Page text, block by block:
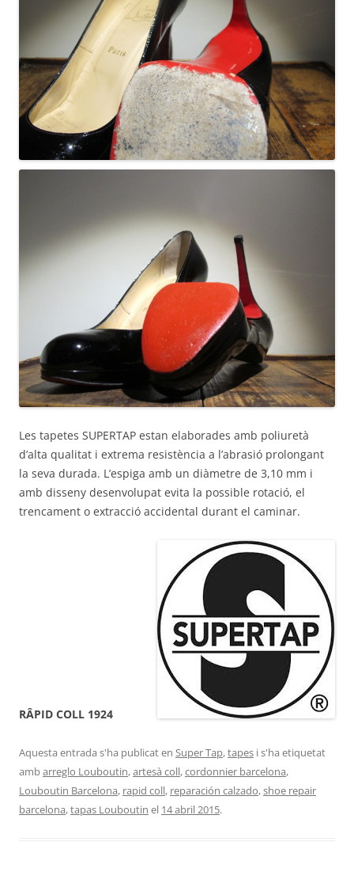
Les tapetes SUPERTAP estan elaborades amb poliuretà
d’alta qualitat i extrema resistència a l’abrasió prolongant
la seva durada. L’espiga amb un diàmetre de 3,10 mm i
amb disseny desenvolupat evita la possible rotació, el
trencament o extracció accidental durant el caminar.
RÂPID COLL 1924
Aquesta entrada s'ha publicat en Super Tap,tapes i s'ha etiquetat
ambarreglo Louboutin,artesà coll,cordonnier barcelona,
Louboutin Barcelona, rapid coll, reparación calzado,shoe repair
barcelona,tapas Louboutin el 14 abril 2015.